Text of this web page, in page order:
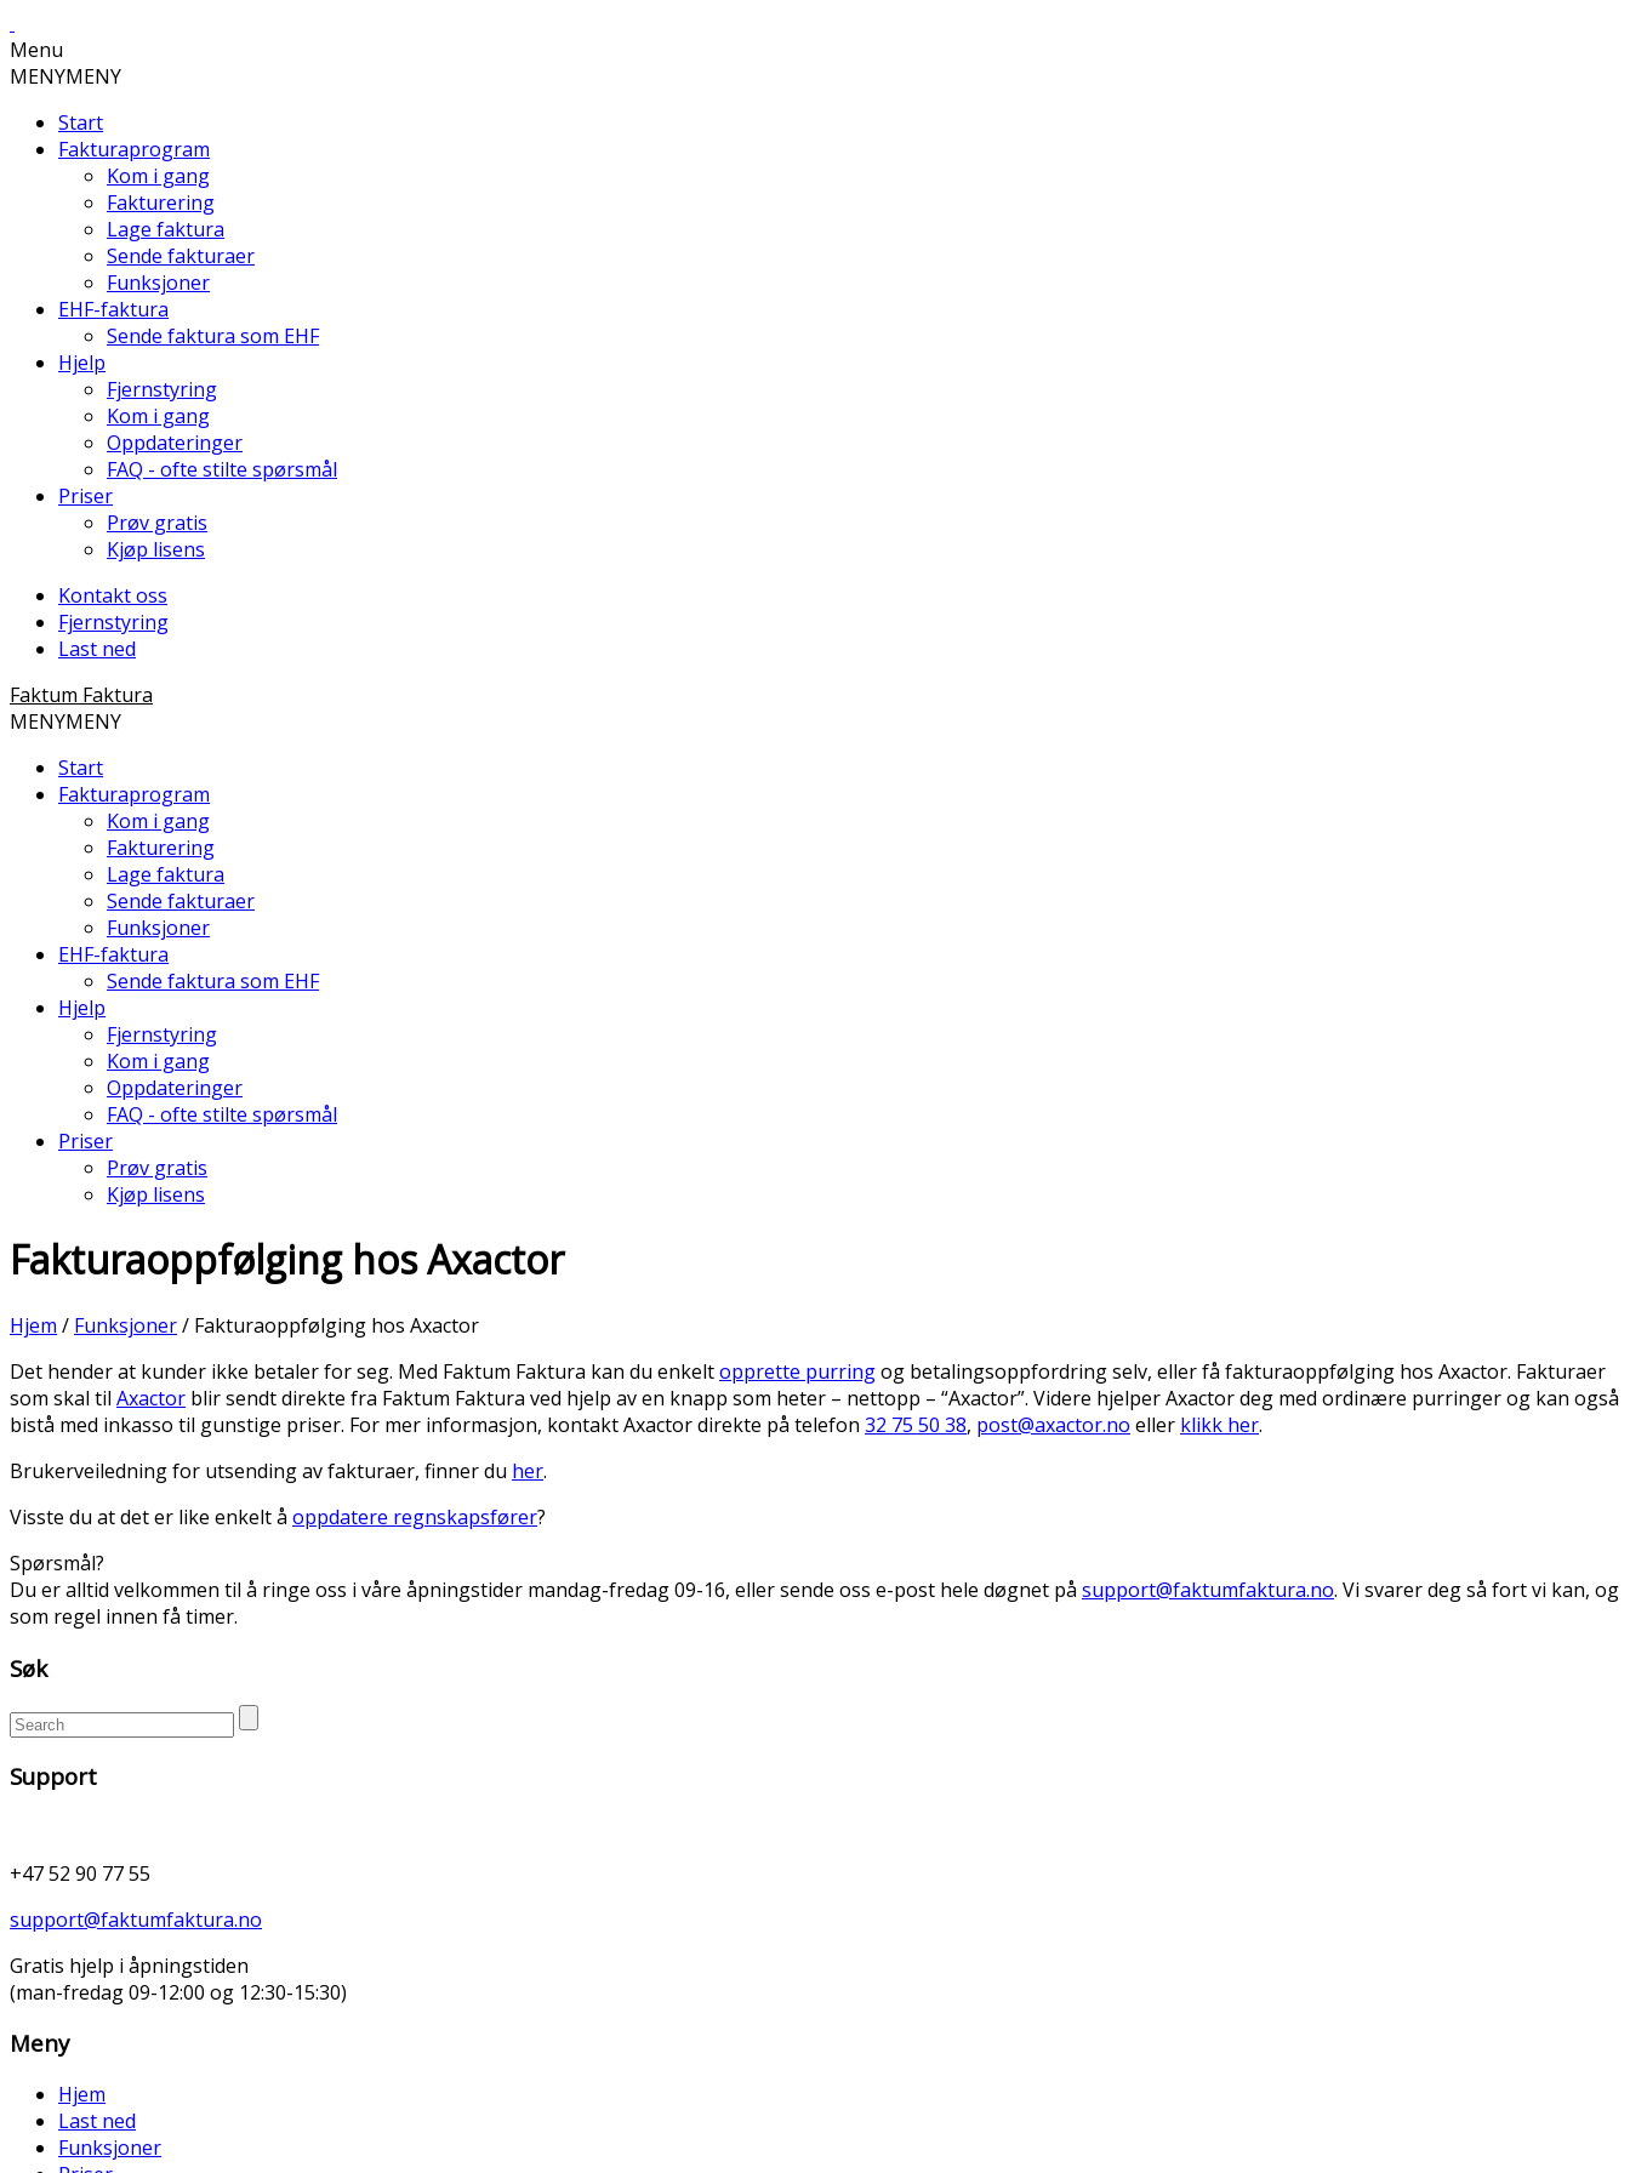
Menu
MENYMENY
Start
Fakturaprogram
Kom i gang
Fakturering
Lage faktura
Sende fakturaer
Funksjoner
EHF-faktura
Sende faktura som EHF
Hjelp
Fjernstyring
Kom i gang
Oppdateringer
FAQ - ofte stilte spørsmål
Priser
Prøv gratis
Kjøp lisens
Kontakt oss
Fjernstyring
Last ned
Faktum Faktura
MENYMENY
Start
Fakturaprogram
Kom i gang
Fakturering
Lage faktura
Sende fakturaer
Funksjoner
EHF-faktura
Sende faktura som EHF
Hjelp
Fjernstyring
Kom i gang
Oppdateringer
FAQ - ofte stilte spørsmål
Priser
Prøv gratis
Kjøp lisens
Fakturaoppfølging hos Axactor
Hjem / Funksjoner/ Fakturaoppfølging hos Axactor
Det hender at kunder ikke betaler for seg. Med Faktum Faktura kan du enkeltopprette purringog betalingsoppfordring selv, eller få fakturaoppfølging hos Axactor. Fakturaer
som skal til Axactor blir sendt direkte fra Faktum Faktura ved hjelp av en knapp som heter – nettopp – “Axactor”. Videre hjelper Axactor deg med ordinære purringer og kan også
bistå med inkasso til gunstige priser. For mer informasjon, kontakt Axactor direkte på telefon 32 75 50 38, post@axactor.no eller klikk her.
Brukerveiledning for utsending av fakturaer, finner du her.
Visste du at det er like enkelt å oppdatere regnskapsfører?
Spørsmål?
Du er alltid velkommen til å ringe oss i våre åpningstider mandag-fredag 09-16, eller sende oss e-post hele døgnet på support@faktumfaktura.no. Vi svarer deg så fort vi kan, og
som regel innen få timer.
Søk
Support
+47 52 90 77 55
support@faktumfaktura.no
Gratis hjelp i åpningstiden
(man-fredag 09-12:00 og 12:30-15:30)
Meny
Hjem
Last ned
Funksjoner